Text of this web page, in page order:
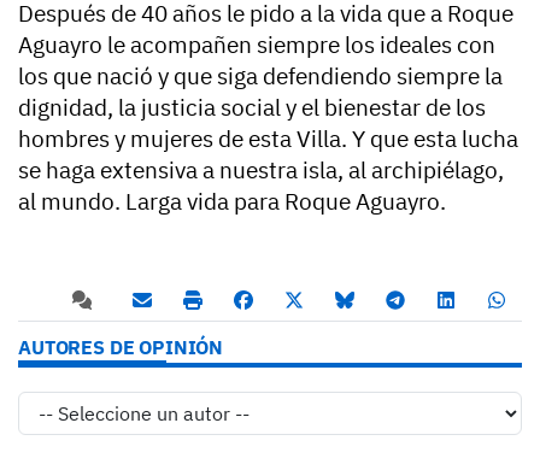
Después de 40 años le pido a la vida que a Roque
Aguayro le acompañen siempre los ideales con
los que nació y que siga defendiendo siempre la
dignidad, la justicia social y el bienestar de los
hombres y mujeres de esta Villa. Y que esta lucha
se haga extensiva a nuestra isla, al archipiélago,
al mundo. Larga vida para Roque Aguayro.
AUTORES DE OPINIÓN